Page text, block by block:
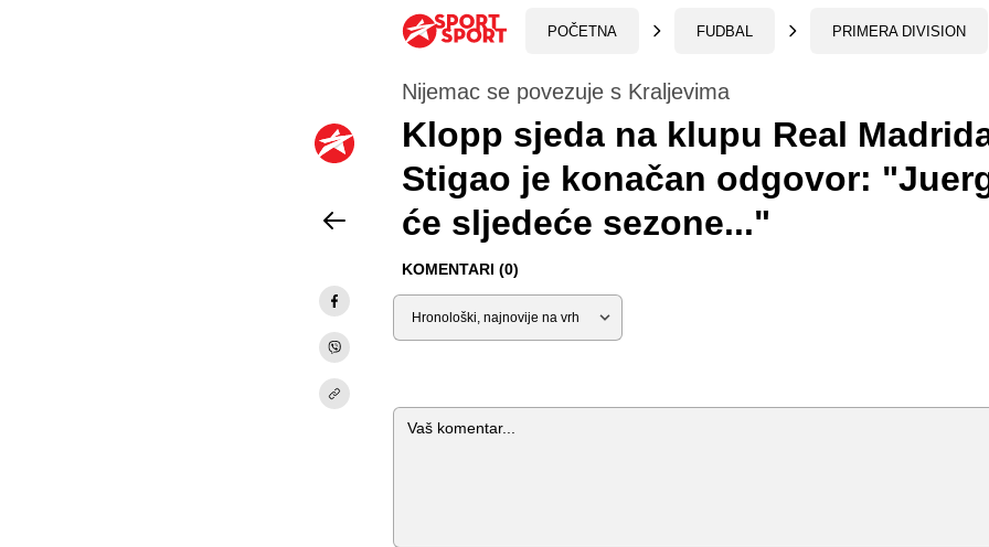
POČETNA FUDBAL PRIMERA DIVISION
Nijemac se povezuje s Kraljevima
Klopp sjeda na klupu Real
Stigao je konačan odgovor:
će sljedeće sezone..."
KOMENTARI (0)
Sortiraj
Komentar